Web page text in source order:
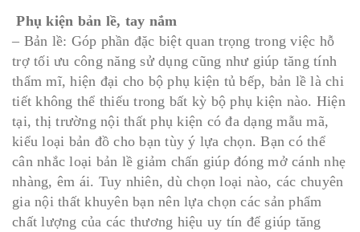
Phụ kiện bản lề, tay nắm
– Bản lề: Góp phần đặc biệt quan trọng trong việc hỗ
trợ tối ưu công năng sử dụng cũng như giúp tăng tính
thẩm mĩ, hiện đại cho bộ phụ kiện tủ bếp, bản lề là chi
tiết không thể thiếu trong bất kỳ bộ phụ kiện nào. Hiện
tại, thị trường nội thất phụ kiện có đa dạng mẫu mã,
kiểu loại bản đồ cho bạn tùy ý lựa chọn. Bạn có thể
cân nhắc loại bản lề giảm chấn giúp đóng mở cánh nhẹ
nhàng, êm ái. Tuy nhiên, dù chọn loại nào, các chuyên
gia nội thất khuyên bạn nên lựa chọn các sản phẩm
chất lượng của các thương hiệu uy tín để giúp tăng